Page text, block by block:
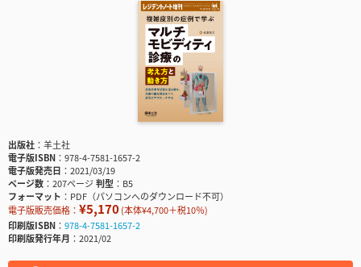
出版社
羊土社
電子版ISBN
978-4-7581-1657-2
電子版発売日
2021/03/19
ページ数
207ページ判型
B5
フォーマット
PDF（パソコンへのダウンロード不可）
電子版販売価格： ¥5,170(本体¥4,700＋税10％)
印刷版ISBN
978-4-7581-1657-2
印刷版発行年月
2021/02